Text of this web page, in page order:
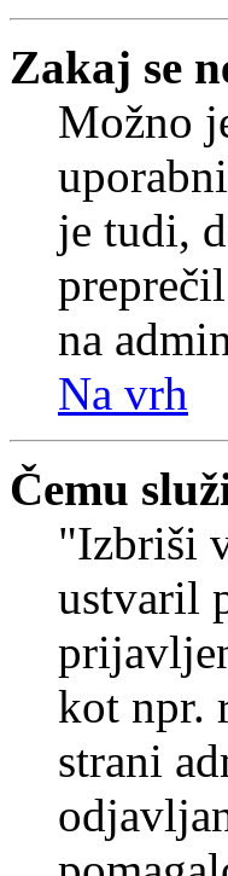
Zakaj se
Možno
je tudi,
na
Na vrh
Čemu
"Izbriši
ustvaril
kot npr.
strani